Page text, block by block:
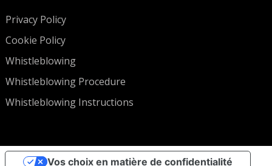
Privacy Policy
Cookie Policy
Whistleblowing
Whistleblowing Procedure
Whistleblowing Instructions
Vos choix en matière de confidentialité